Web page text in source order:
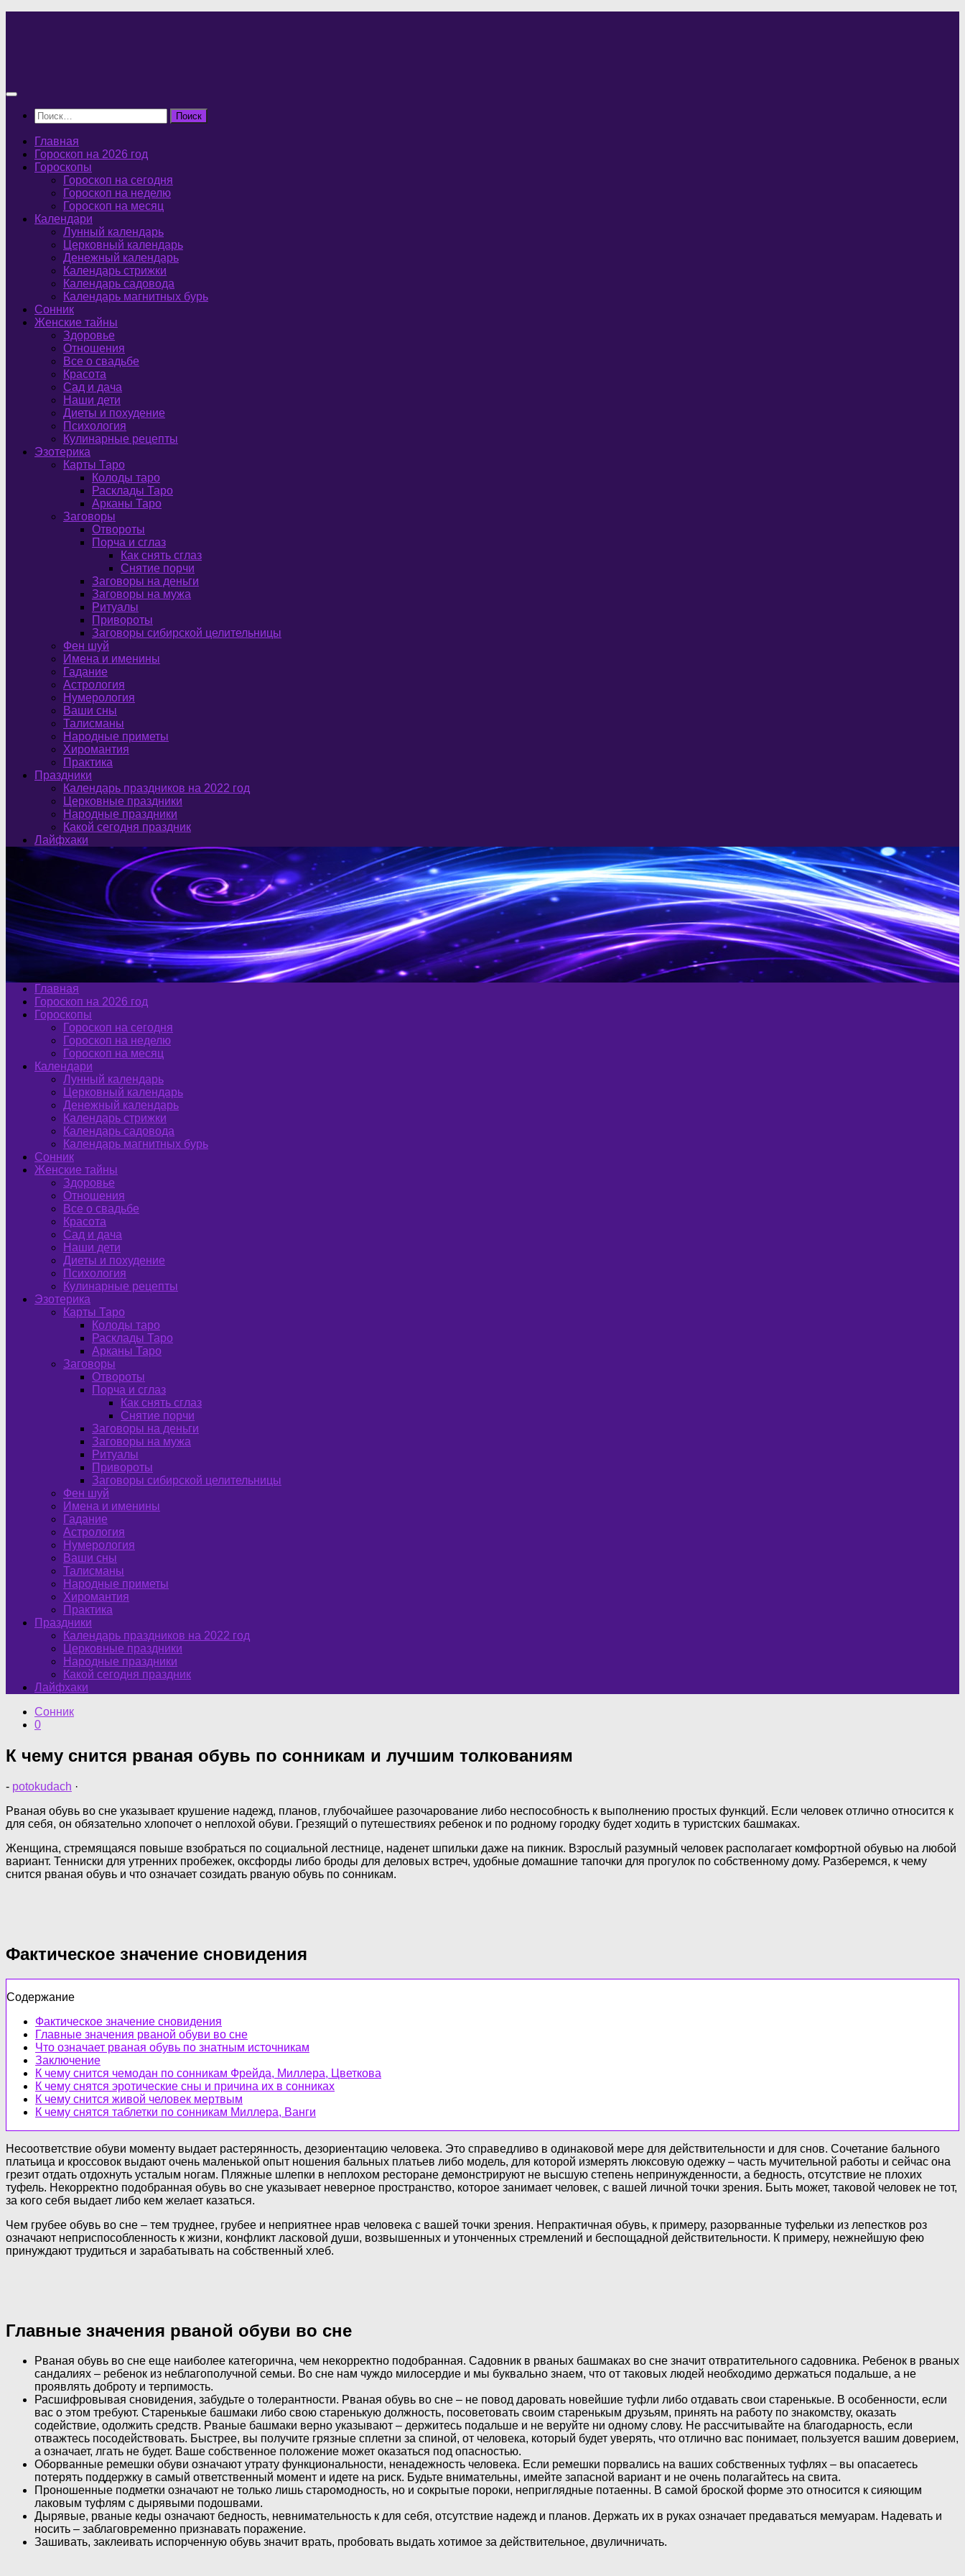
Найти:
Главная
Гороскоп на 2026 год
Гороскопы
Гороскоп на сегодня
Гороскоп на неделю
Гороскоп на месяц
Календари
Лунный календарь
Церковный календарь
Денежный календарь
Календарь стрижки
Календарь садовода
Календарь магнитных бурь
Сонник
Женские тайны
Здоровье
Отношения
Все о свадьбе
Красота
Сад и дача
Наши дети
Диеты и похудение
Психология
Кулинарные рецепты
Эзотерика
Карты Таро
Колоды таро
Расклады Таро
Арканы Таро
Заговоры
Отвороты
Порча и сглаз
Как снять сглаз
Снятие порчи
Заговоры на деньги
Заговоры на мужа
Ритуалы
Привороты
Заговоры сибирской целительницы
Фен шуй
Имена и именины
Гадание
Астрология
Нумерология
Ваши сны
Талисманы
Народные приметы
Хиромантия
Практика
Праздники
Календарь праздников на 2022 год
Церковные праздники
Народные праздники
Какой сегодня праздник
Лайфхаки
Главная
Гороскоп на 2026 год
Гороскопы
Гороскоп на сегодня
Гороскоп на неделю
Гороскоп на месяц
Календари
Лунный календарь
Церковный календарь
Денежный календарь
Календарь стрижки
Календарь садовода
Календарь магнитных бурь
Сонник
Женские тайны
Здоровье
Отношения
Все о свадьбе
Красота
Сад и дача
Наши дети
Диеты и похудение
Психология
Кулинарные рецепты
Эзотерика
Карты Таро
Колоды таро
Расклады Таро
Арканы Таро
Заговоры
Отвороты
Порча и сглаз
Как снять сглаз
Снятие порчи
Заговоры на деньги
Заговоры на мужа
Ритуалы
Привороты
Заговоры сибирской целительницы
Фен шуй
Имена и именины
Гадание
Астрология
Нумерология
Ваши сны
Талисманы
Народные приметы
Хиромантия
Практика
Праздники
Календарь праздников на 2022 год
Церковные праздники
Народные праздники
Какой сегодня праздник
Лайфхаки
Сонник
0
К чему снится рваная обувь по сонникам и лучшим толкованиям
- potokudach ·
Рваная обувь во сне указывает крушение надежд, планов, глубочайшее разочарование либо неспособность к выполнению простых функций. Если человек отлично относится к
для себя, он обязательно хлопочет о неплохой обуви. Грезящий о путешествиях ребенок и по родному городку будет ходить в туристских башмаках.
Женщина, стремящаяся повыше взобраться по социальной лестнице, наденет шпильки даже на пикник. Взрослый разумный человек располагает комфортной обувью на любой
вариант. Тенниски для утренних пробежек, оксфорды либо броды для деловых встреч, удобные домашние тапочки для прогулок по собственному дому. Разберемся, к чему
снится рваная обувь и что означает созидать рваную обувь по сонникам.
Фактическое значение сновидения
Содержание
Фактическое значение сновидения
Главные значения рваной обуви во сне
Что означает рваная обувь по знатным источникам
Заключение
К чему снится чемодан по сонникам Фрейда, Миллера, Цветкова
К чему снятся эротические сны и причина их в сонниках
К чему снится живой человек мертвым
К чему снятся таблетки по сонникам Миллера, Ванги
Несоответствие обуви моменту выдает растерянность, дезориентацию человека. Это справедливо в одинаковой мере для действительности и для снов. Сочетание бального
платьица и кроссовок выдают очень маленькой опыт ношения бальных платьев либо модель, для которой измерять люксовую одежку – часть мучительной работы и сейчас она
грезит отдать отдохнуть усталым ногам. Пляжные шлепки в неплохом ресторане демонстрируют не высшую степень непринужденности, а бедность, отсутствие не плохих
туфель. Некорректно подобранная обувь во сне указывает неверное пространство, которое занимает человек, с вашей личной точки зрения. Быть может, таковой человек не тот,
за кого себя выдает либо кем желает казаться.
Чем грубее обувь во сне – тем труднее, грубее и неприятнее нрав человека с вашей точки зрения. Непрактичная обувь, к примеру, разорванные туфельки из лепестков роз
означают неприспособленность к жизни, конфликт ласковой души, возвышенных и утонченных стремлений и беспощадной действительности. К примеру, нежнейшую фею
принуждают трудиться и зарабатывать на собственный хлеб.
Главные значения рваной обуви во сне
Рваная обувь во сне еще наиболее категорична, чем некорректно подобранная. Садовник в рваных башмаках во сне значит отвратительного садовника. Ребенок в рваных
сандалиях – ребенок из неблагополучной семьи. Во сне нам чуждо милосердие и мы буквально знаем, что от таковых людей необходимо держаться подальше, а не
проявлять доброту и терпимость.
Расшифровывая сновидения, забудьте о толерантности. Рваная обувь во сне – не повод даровать новейшие туфли либо отдавать свои старенькые. В особенности, если
вас о этом требуют. Старенькые башмаки либо свою старенькую должность, посоветовать своим старенькым друзьям, принять на работу по знакомству, оказать
содействие, одолжить средств. Рваные башмаки верно указывают – держитесь подальше и не веруйте ни одному слову. Не рассчитывайте на благодарность, если
отважтесь посодействовать. Быстрее, вы получите грязные сплетни за спиной, от человека, который будет уверять, что отлично вас понимает, пользуется вашим доверием,
а означает, лгать не будет. Ваше собственное положение может оказаться под опасностью.
Оборванные ремешки обуви означают утрату функциональности, ненадежность человека. Если ремешки порвались на ваших собственных туфлях – вы опасаетесь
потерять поддержку в самый ответственный момент и идете на риск. Будьте внимательны, имейте запасной вариант и не очень полагайтесь на свита.
Проношенные подметки означают не только лишь старомодность, но и сокрытые пороки, неприглядные потаенны. В самой броской форме это относится к сияющим
лаковым туфлям с дырявыми подошвами.
Дырявые, рваные кеды означают бедность, невнимательность к для себя, отсутствие надежд и планов. Держать их в руках означает предаваться мемуарам. Надевать и
носить – заблаговременно признавать поражение.
Зашивать, заклеивать испорченную обувь значит врать, пробовать выдать хотимое за действительное, двуличничать.